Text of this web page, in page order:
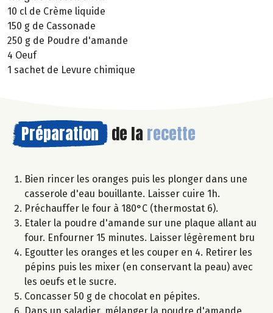
10 cl de Crème liquide
150 g de Cassonade
250 g de Poudre d'amande
4 Oeuf
1 sachet de Levure chimique
Préparation de la recette
Bien rincer les oranges puis les plonger dans une
casserole d'eau bouillante. Laisser cuire 1h.
Préchauffer le four à 180°C (thermostat 6).
Etaler la poudre d'amande sur une plaque allant au
four. Enfourner 15 minutes. Laisser légèrement bru
Egoutter les oranges et les couper en 4. Retirer les
pépins puis les mixer (en conservant la peau) avec
les oeufs et le sucre.
Concasser 50 g de chocolat en pépites.